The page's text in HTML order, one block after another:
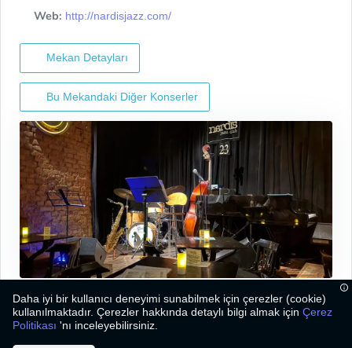
Web: http://nardisjazz.com/
Mekan Detayları
Bu Mekandaki Diğer Konserler
Daha iyi bir kullanıcı deneyimi sunabilmek için çerezler (cookie)
kullanılmaktadır. Çerezler hakkında detaylı bilgi almak için Çerez
Politikası 'nı inceleyebilirsiniz.